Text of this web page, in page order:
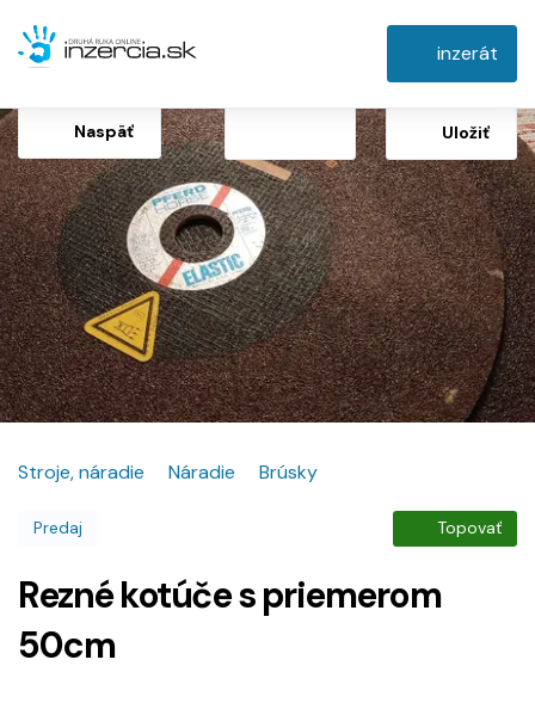
inzerát
Naspäť Uložiť
Stroje, náradie Náradie Brúsky
Predaj Topovať
Rezné kotúče s priemerom
50cm